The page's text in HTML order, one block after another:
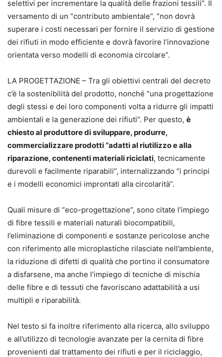
selettivi per incrementare la qualità delle frazioni tessili”. Il
versamento di un “contributo ambientale”, “non dovrà
superare i costi necessari per fornire il servizio di gestione
dei rifiuti in modo efficiente e dovrà favorire l’innovazione
orientata verso modelli di economia circolare”.
LA PROGETTAZIONE – Tra gli obiettivi centrali del decreto
c’è la sostenibilità del prodotto, nonché “una progettazione
degli stessi e dei loro componenti volta a ridurre gli impatti
ambientali e la generazione dei rifiuti”. Per questo, è
chiesto al produttore di sviluppare, produrre,
commercializzare prodotti “adatti al riutilizzo e alla
riparazione, contenenti materiali riciclati, tecnicamente
durevoli e facilmente riparabili”, internalizzando “i principi
e i modelli economici improntati alla circolarità”.
Quali misure di “eco-progettazione”, sono citate l’impiego
di fibre tessili e materiali naturali biocompatibili,
l’eliminazione di componenti e sostanze pericolose anche
con riferimento alle microplastiche rilasciate nell’ambiente,
la riduzione di difetti di qualità che portino il consumatore
a disfarsene, ma anche l’impiego di tecniche di mischia
delle fibre e di tessuti che favoriscano adattabilità a usi
multipli e riparabilità.
Nel testo si fa inoltre riferimento alla ricerca, allo sviluppo
e all’utilizzo di tecnologie avanzate per la cernita di fibre
provenienti dal trattamento dei rifiuti e per il riciclaggio,